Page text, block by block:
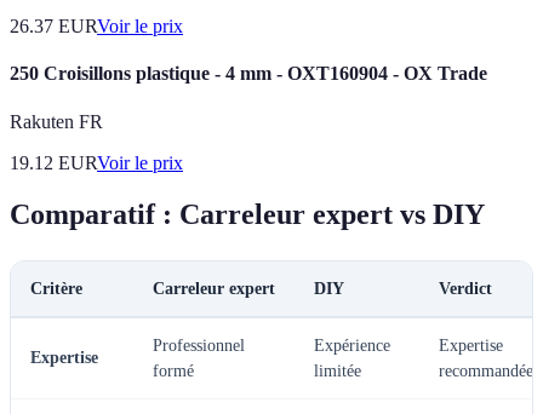
26.37 EURVoir le prix
250 Croisillons plastique - 4 mm - OXT160904 - OX Trade
Rakuten FR
19.12 EURVoir le prix
Comparatif : Carreleur expert vs DIY
Critère Carreleur expert DIY Verdict
Expertise
Professionnel
formé
Expérience
limitée
Expertise
recommandée